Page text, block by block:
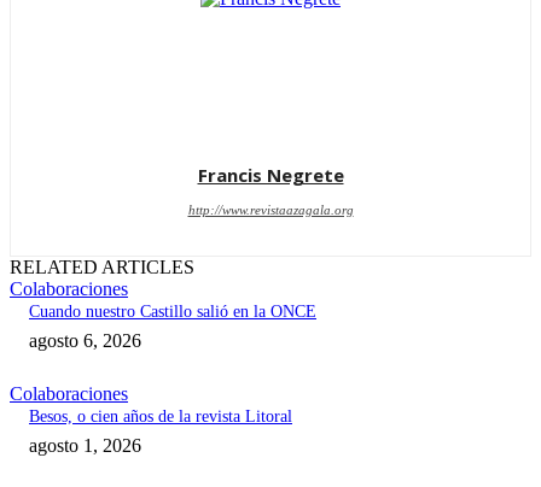
Francis Negrete
http://www.revistaazagala.org
RELATED ARTICLES
Colaboraciones
Cuando nuestro Castillo salió en la ONCE
agosto 6, 2026
Colaboraciones
Besos, o cien años de la revista Litoral
agosto 1, 2026